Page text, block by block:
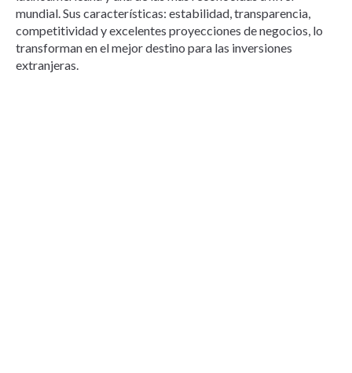
mundial. Sus características: estabilidad, transparencia,
competitividad y excelentes proyecciones de negocios, lo
transforman en el mejor destino para las inversiones
extranjeras.